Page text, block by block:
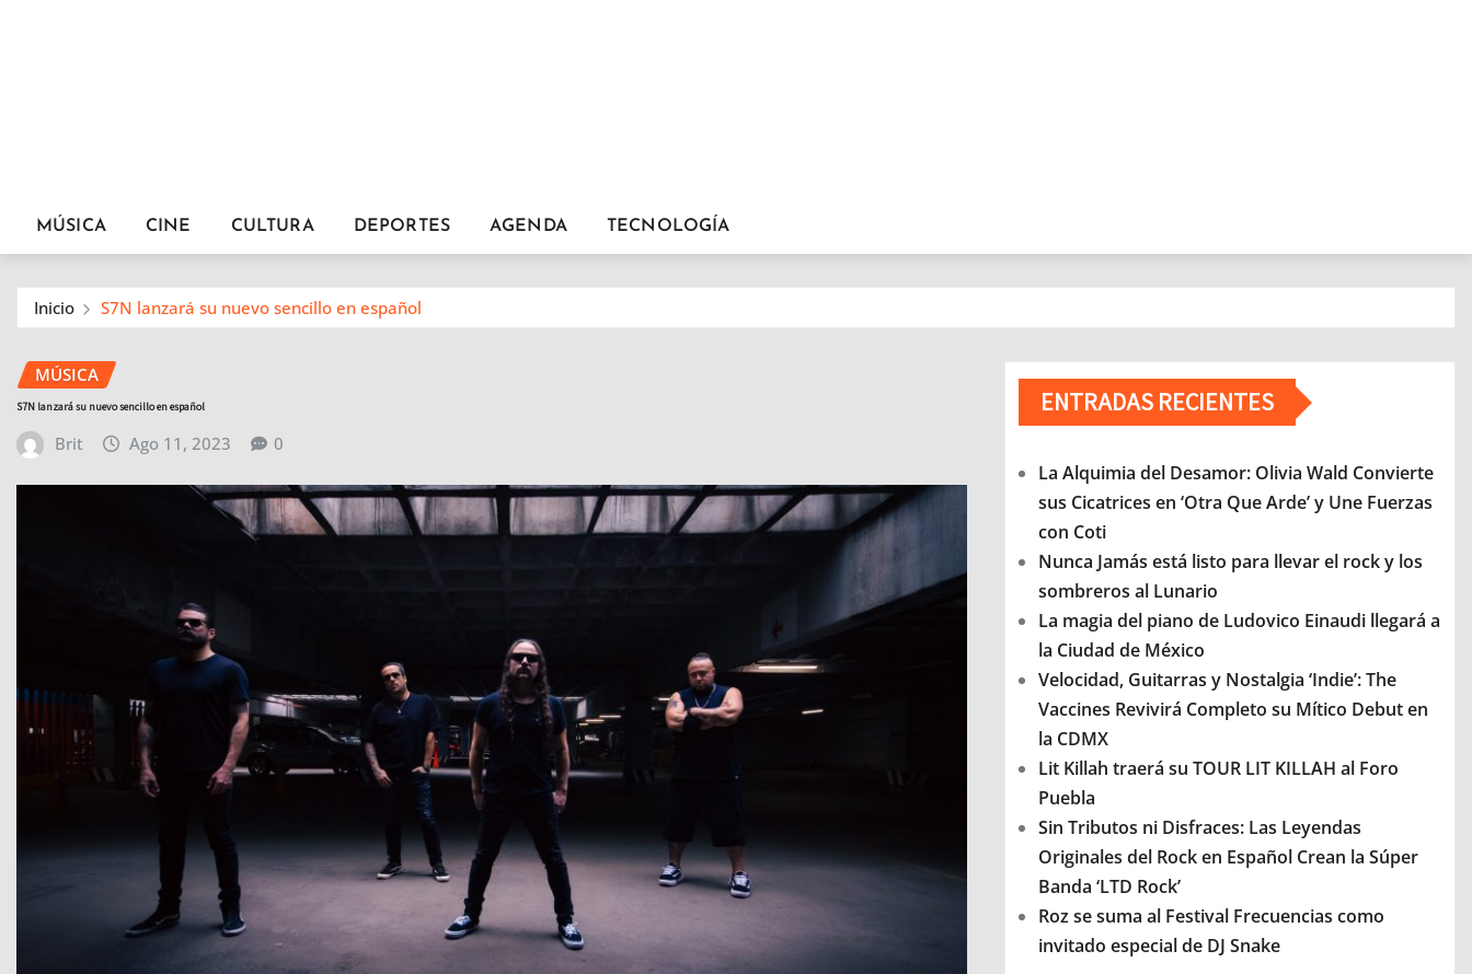
MÚSICA CINE CULTURA DEPORTES AGENDA TECNOLOGÍA
Inicio S7N lanzará su nuevo sencillo en español
MÚSICA
S7N lanzará su nuevo sencillo en español
Brit Ago 11, 2023 0
ENTRADAS RECIENTES
La Alquimia del Desamor: Olivia Wald Convierte
sus Cicatrices en ‘Otra Que Arde’ y Une Fuerzas
con Coti
Nunca Jamás está listo para llevar el rock y los
sombreros al Lunario
La magia del piano de Ludovico Einaudi llegará a
la Ciudad de México
Velocidad, Guitarras y Nostalgia ‘Indie’: The
Vaccines Revivirá Completo su Mítico Debut en
la CDMX
Lit Killah traerá su TOUR LIT KILLAH al Foro
Puebla
Sin Tributos ni Disfraces: Las Leyendas
Originales del Rock en Español Crean la Súper
Banda ‘LTD Rock’
Roz se suma al Festival Frecuencias como
invitado especial de DJ Snake